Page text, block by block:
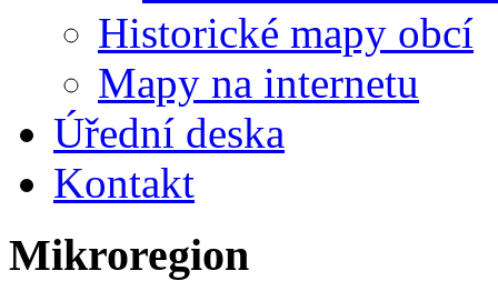
Historické mapy obcí
Mapy na internetu
Úřední deska
Kontakt
Mikroregion